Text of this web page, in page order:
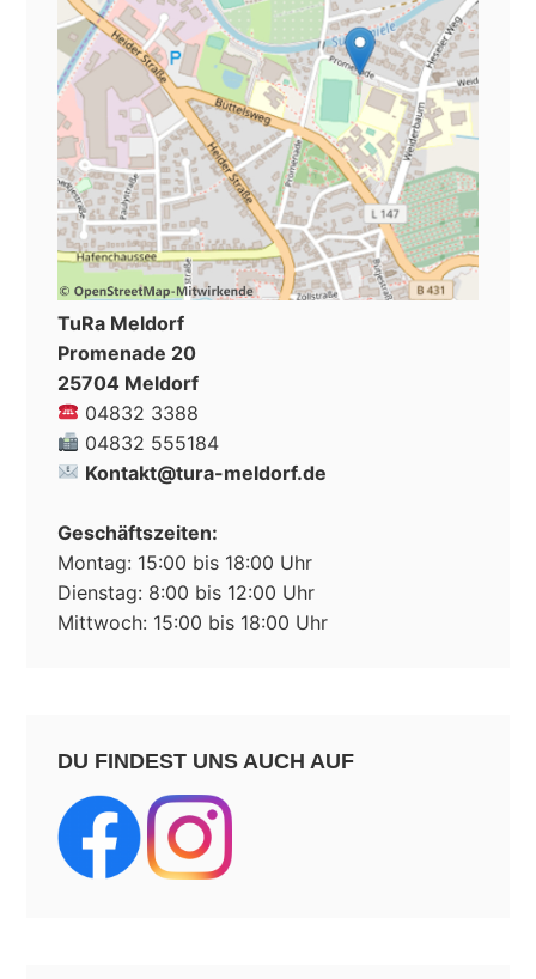
TuRa Meldorf
Promenade 20
25704 Meldorf
04832 3388
04832 555184
Kontakt@tura-meldorf.de
Geschäftszeiten:
Montag: 15:00 bis 18:00 Uhr
Dienstag: 8:00 bis 12:00 Uhr
Mittwoch: 15:00 bis 18:00 Uhr
DU FINDEST UNS AUCH AUF